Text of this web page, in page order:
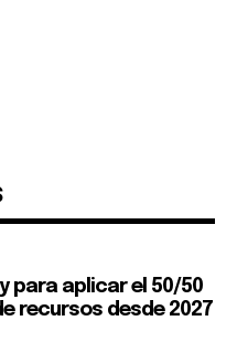
of
be part of the
address on our website
para aplicar el 50/50
recursos desde 2027